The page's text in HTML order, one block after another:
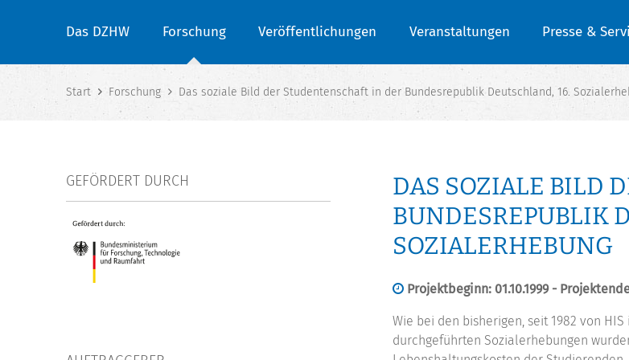
Das DZHW Forschung Veröffentlichungen Veranstaltungen Presse &
Start Forschung Das soziale Bild der Studentenschaft in der Bundesrepublik Deutschland, 16.
DAS SOZIALE BILD
BUNDESREPUBLIK
SOZIALERHEBUNG
Projektbeginn: 01.10.1999 -
Wie bei den bisherigen, seit 1982 von
durchgeführten Sozialerhebungen
GEFÖRDERT DURCH